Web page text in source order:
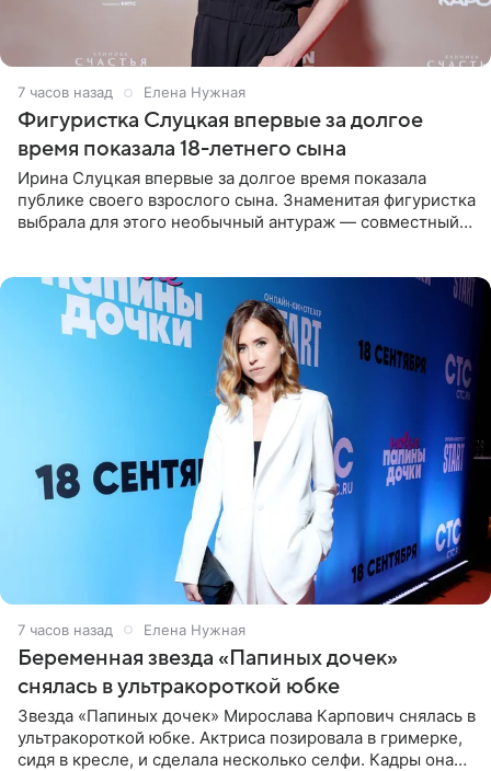
7 часов назад Елена Нужная
Фигуристка Слуцкая впервые за долгое
время показала 18-летнего сына
Ирина Слуцкая впервые за долгое время показала
публике своего взрослого сына. Знаменитая фигуристка
выбрала для этого необычный антураж — совместный
7 часов назад Елена Нужная
Беременная звезда «Папиных дочек»
снялась в ультракороткой юбке
Звезда «Папиных дочек» Мирослава Карпович снялась в
ультракороткой юбке. Актриса позировала в гримерке,
сидя в кресле, и сделала несколько селфи. Кадры она